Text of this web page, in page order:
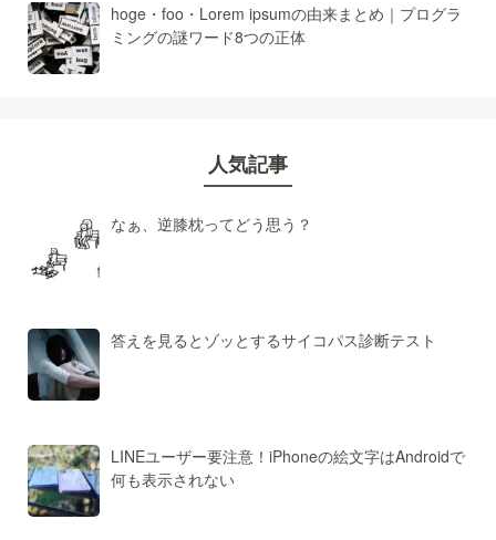
hoge・foo・Lorem ipsumの由来まとめ｜プログラ
ミングの謎ワード8つの正体
人気記事
なぁ、逆膝枕ってどう思う？
答えを見るとゾッとするサイコパス診断テスト
LINEユーザー要注意！iPhoneの絵文字はAndroidで
何も表示されない